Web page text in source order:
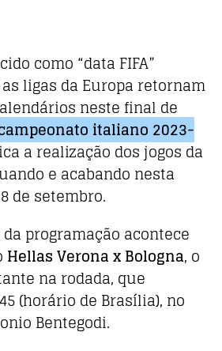
como “data FIFA”
ligas da Europa retornam
neste final de
italiano 2023-
a realização dos jogos da
e acabando nesta
de setembro.
programação acontece
Hellas Verona x Bologna, o
na rodada, que
(horário de Brasília), no
Bentegodi.